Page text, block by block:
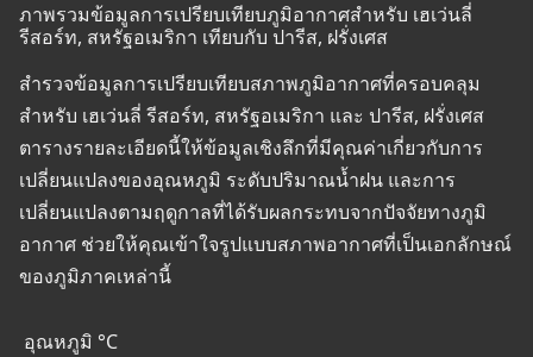
ภาพรวมข้อมูลการเปรียบเทียบภูมิอากาศสำหรับ เฮเว่นลี่
รีสอร์ท, สหรัฐอเมริกา เทียบกับ ปารีส, ฝรั่งเศส
สำรวจข้อมูลการเปรียบเทียบสภาพภูมิอากาศที่ครอบคลุม
สำหรับ เฮเว่นลี่ รีสอร์ท, สหรัฐอเมริกา และ ปารีส, ฝรั่งเศส
ตารางรายละเอียดนี้ให้ข้อมูลเชิงลึกที่มีคุณค่าเกี่ยวกับการ
เปลี่ยนแปลงของอุณหภูมิ ระดับปริมาณน้ำฝน และการ
เปลี่ยนแปลงตามฤดูกาลที่ได้รับผลกระทบจากปัจจัยทางภูมิ
อากาศ ช่วยให้คุณเข้าใจรูปแบบสภาพอากาศที่เป็นเอกลักษณ์
ของภูมิภาคเหล่านี้
อุณหภูมิ °C